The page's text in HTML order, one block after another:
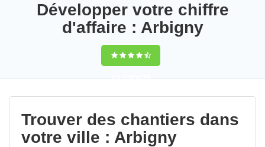
Développer votre chiffre
d'affaire : Arbigny
9,5(100%)59
votes
Trouver des chantiers dans
votre ville : Arbigny